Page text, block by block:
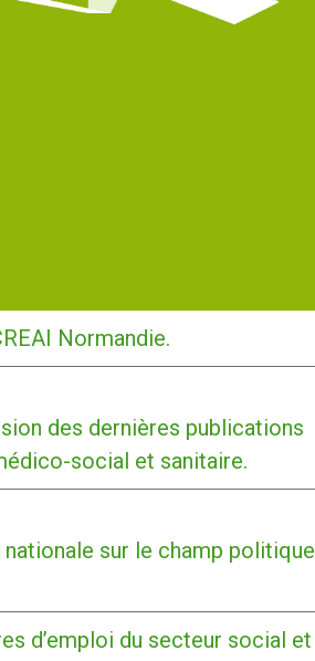
Normandie.
des dernières publications
social et sanitaire.
sur le champ politique
d’emploi du secteur social et